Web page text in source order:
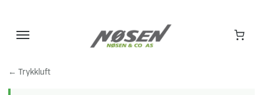
← Trykkluft